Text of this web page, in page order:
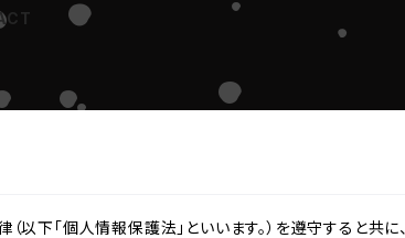
下「個人情報保護法」といいます。）を遵守すると共に、